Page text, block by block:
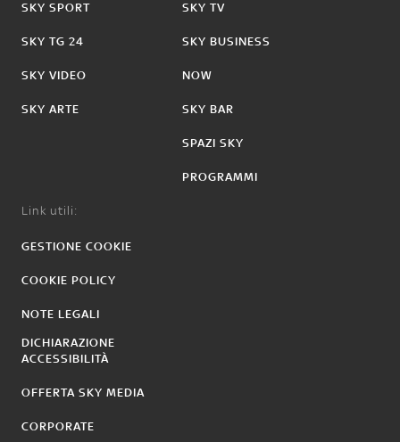
SKY SPORT
SKY TG 24
SKY VIDEO
SKY ARTE
SKY TV
SKY BUSINESS
NOW
SKY BAR
SPAZI SKY
PROGRAMMI
Link utili:
GESTIONE COOKIE
COOKIE POLICY
NOTE LEGALI
DICHIARAZIONE
ACCESSIBILITÀ
OFFERTA SKY MEDIA
CORPORATE